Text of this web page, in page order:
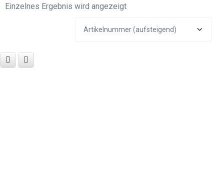
Einzelnes Ergebnis wird angezeigt